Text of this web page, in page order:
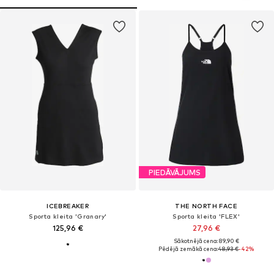
ICEBREAKER
Sporta kleita 'Granary'
125,96 €
PIEDĀVĀJUMS
THE NORTH FACE
Sporta kleita 'FLEX'
27,96 €
Sākotnējā cena: 89,90 €
Pēdējā zemākā cena:48,93 €-42%